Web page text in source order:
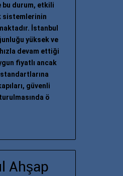
bu durum, etkili
sistemlerinin
İstanbul
yüksek ve
devam ettiği
fiyatlı ancak
güvenli
ö
Ahşap